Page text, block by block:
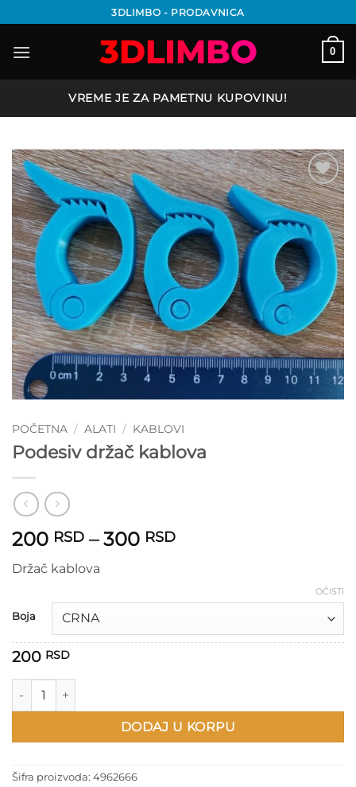
na
sadržaj
3DLIMBO - PRODAVNICA
0
VREME JE ZA PAMETNU KUPOVINU!
Add to
wishlist
POČETNA / ALATI / KABLOVI
Podesiv držač kablova
200 RSD – 300 RSDRaspon
300 RSD
Držač kablova
Boja
OČISTI
200 RSD
Podesiv držač kablova količina
DODAJ U KORPU
Šifra proizvoda: 4962666